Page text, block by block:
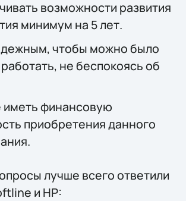
возможности развития
минимум на 5 лет.
чтобы можно было
не беспокоясь об
иметь финансовую
приобретения данного
лучше всего ответили
и HP: